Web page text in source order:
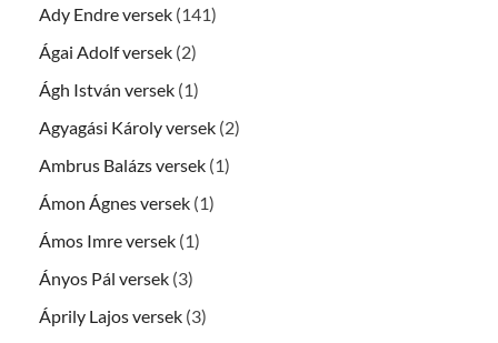
Ady Endre versek (141)
Ágai Adolf versek (2)
Ágh István versek (1)
Agyagási Károly versek (2)
Ambrus Balázs versek (1)
Ámon Ágnes versek (1)
Ámos Imre versek (1)
Ányos Pál versek (3)
Áprily Lajos versek (3)